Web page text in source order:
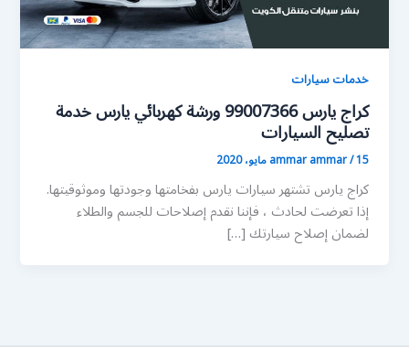
خدمات سيارات
كراج يارس 99007366 ورشة كهربائي يارس خدمة
تصليح السيارات
ammar ammar/15 مايو، 2020
كراج يارس تشتهر سيارات يارس بفخامتها وجودتها وموثوقيتها.
إذا تعرضت لحادث ، فإننا نقدم إصلاحات للجسم والطلاء
لضمان إصلاح سيارتك […]